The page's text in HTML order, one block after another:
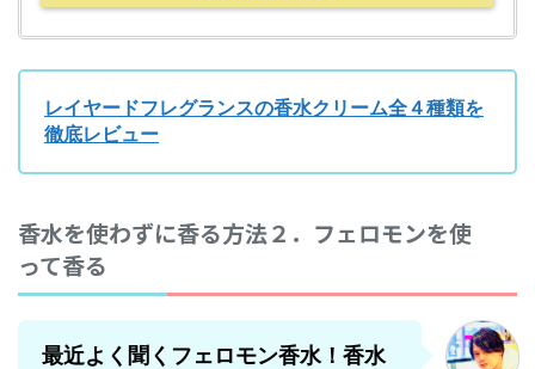
レイヤードフレグランスの香水クリーム全４種類を
徹底レビュー
香水を使わずに香る方法２．フェロモンを使
って香る
最近よく聞くフェロモン香水！香水